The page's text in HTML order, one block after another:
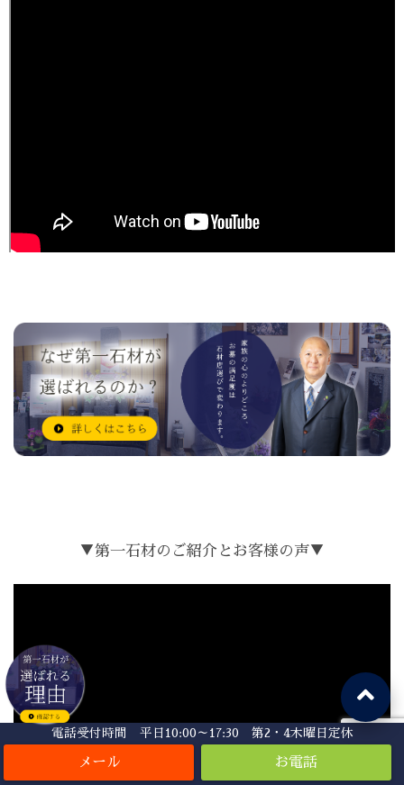
電話受付時間 平日10:00～17:30 第2・4木曜日定休
▼第一石材のご紹介とお客様の声▼